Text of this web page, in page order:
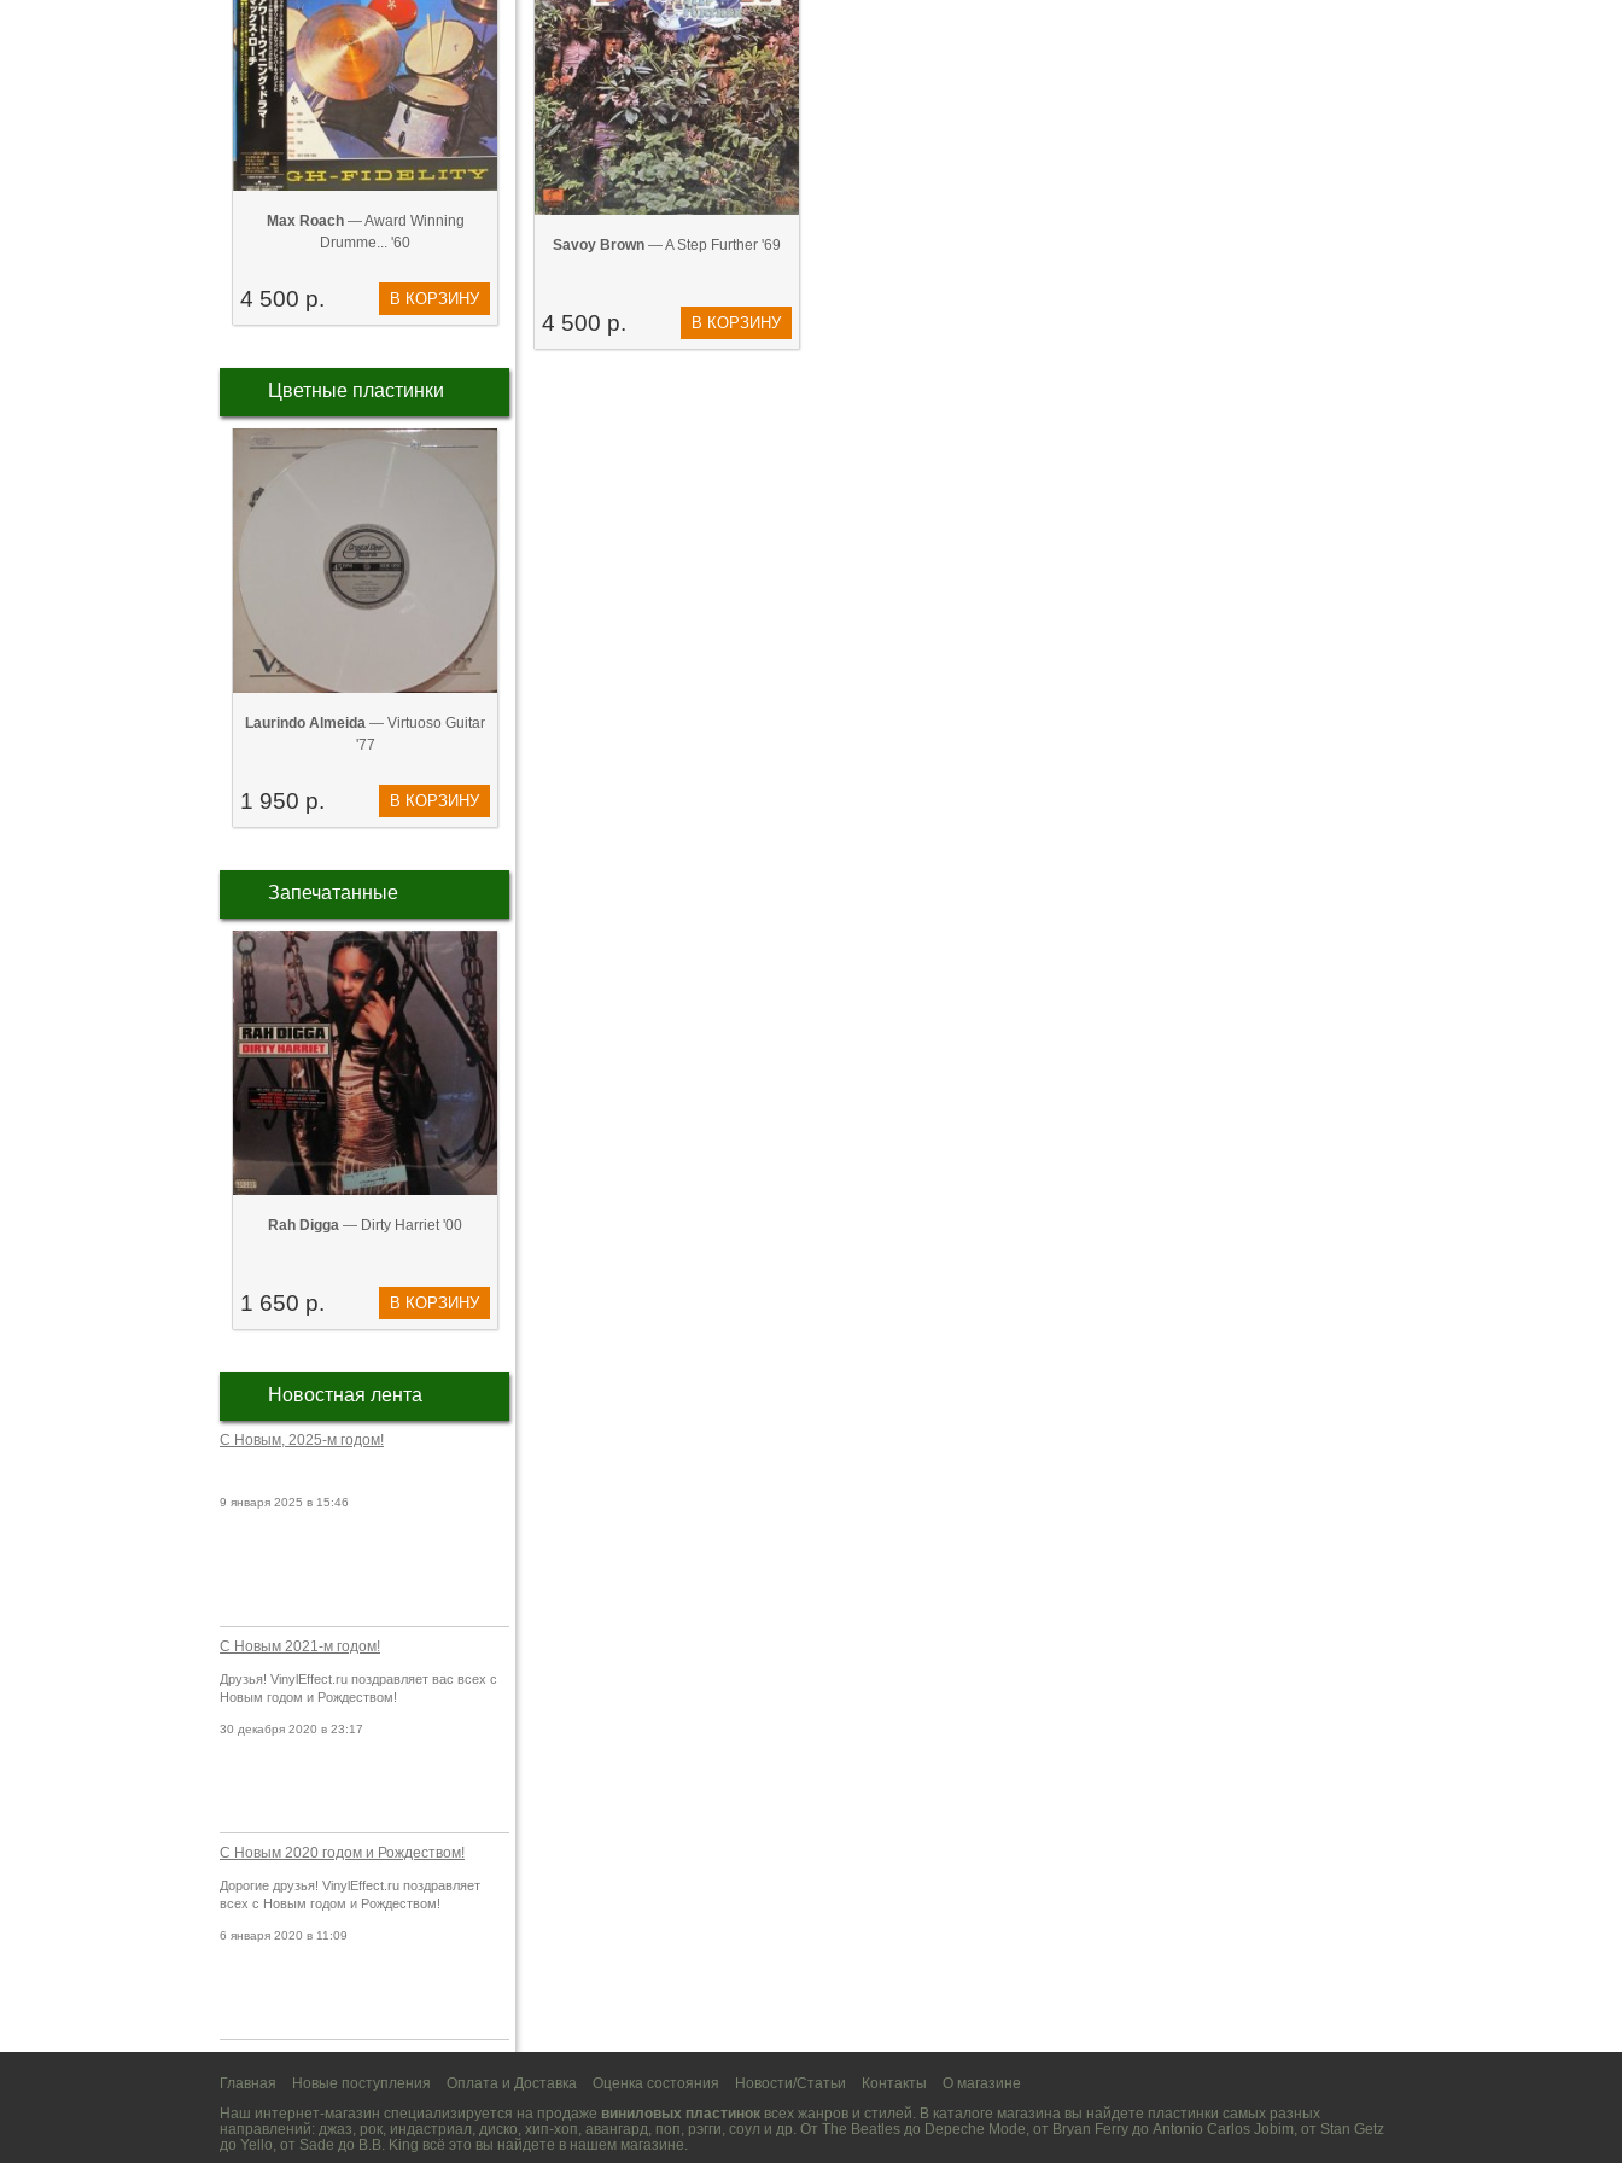
Max Roach— Award Winning
Drumme... '60
4 500 р. В КОРЗИНУ
Цветные пластинки
Laurindo Almeida — Virtuoso Guitar
'77
1 950 р. В КОРЗИНУ
Запечатанные
Rah Digga — Dirty Harriet '00
1 650 р. В КОРЗИНУ
Новостная лента
С Новым, 2025-м годом!
9 января 2025 в 15:46
С Новым 2021-м годом!
Друзья! VinylEffect.ru поздравляет вас всех с
Новым годом и Рождеством!
30 декабря 2020 в 23:17
С Новым 2020 годом и Рождеством!
Дорогие друзья! VinylEffect.ru поздравляет
всех с Новым годом и Рождеством!
6 января 2020 в 11:09
Savoy Brown — A Step Further '69
4 500 р. В КОРЗИНУ
Главная Новые поступления Оплата и Доставка Оценка состояния Новости/Статьи Контакты
О магазине
Наш интернет-магазин специализируется на продаже виниловых пластинок всех жанров и стилей. В каталоге магазина вы найдете пластинки самых разных
направлений: джаз, рок, индастриал, диско, хип-хоп, авангард, поп, рэгги, соул и др. От The Beatles до Depeche Mode, от Bryan Ferry до Antonio Carlos Jobim, от Stan Getz
до Yello, от Sade до B.B. King всё это вы найдете в нашем магазине.